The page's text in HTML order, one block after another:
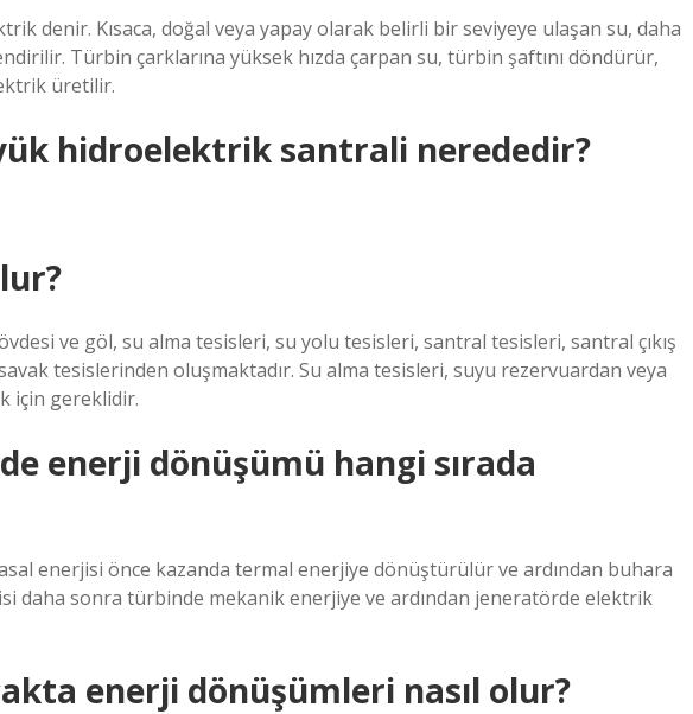
denir. Kısaca, doğal veya yapay olarak belirli bir seviyeye ulaşan su, daha
Türbin çarklarına yüksek hızda çarpan su, türbin şaftını döndürür,
üretilir.
hidroelektrik santrali nerededir?
ve göl, su alma tesisleri, su yolu tesisleri, santral tesisleri, santral çıkış
tesislerinden oluşmaktadır. Su alma tesisleri, suyu rezervuardan veya
için gereklidir.
enerji dönüşümü hangi sırada
enerjisi önce kazanda termal enerjiye dönüştürülür ve ardından buhara
daha sonra türbinde mekanik enerjiye ve ardından jeneratörde elektrik
enerji dönüşümleri nasıl olur?